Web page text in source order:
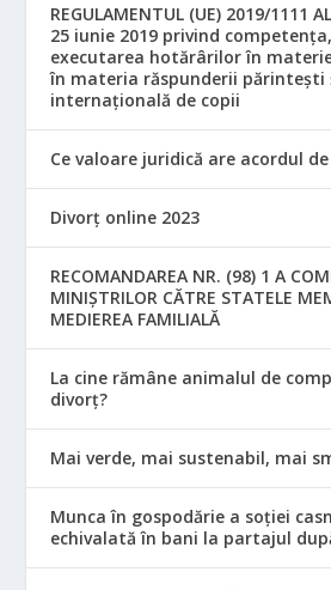
REGULAMENTUL (UE) 2019/1111
25 iunie 2019 privind
executarea hotărârilor în
în materia răspunderii părintești
internațională de copii
Ce valoare juridică are acordul
Divorț online 2023
RECOMANDAREA NR. (98) 1 A
MINIŞTRILOR CĂTRE STATELE
MEDIEREA FAMILIALĂ
La cine rămâne animalul de
divorț?
Mai verde, mai sustenabil, mai
Munca în gospodărie a soției
echivalată în bani la partajul